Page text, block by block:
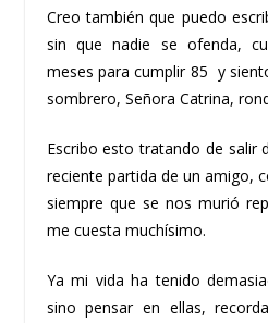
Creo también que puedo
sin que nadie se ofenda,
meses para cumplir 85 y
sombrero, Señora Catrina,
Escribo esto tratando de salir
reciente partida de un amigo,
siempre que se nos murió
me cuesta muchísimo.
Ya mi vida ha tenido
sino pensar en ellas,